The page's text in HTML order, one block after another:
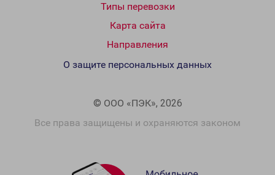
Типы перевозки
Карта сайта
Направления
© ООО «ПЭК», 2026
Все права защищены и охраняются законом
О защите персональных данных